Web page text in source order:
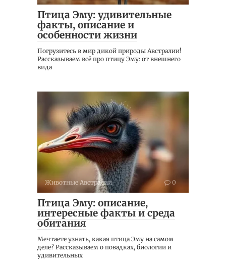
Птица Эму: удивительные
факты, описание и
особенности жизни
Погрузитесь в мир дикой природы Австралии!
Рассказываем всё про птицу Эму: от внешнего
вида
Животные Австралии 0
Птица Эму: описание,
интересные факты и среда
обитания
Мечтаете узнать, какая птица Эму на самом
деле? Рассказываем о повадках, биологии и
удивительных